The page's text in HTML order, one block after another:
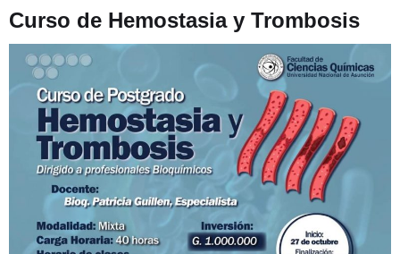
Curso de Hemostasia y Trombosis